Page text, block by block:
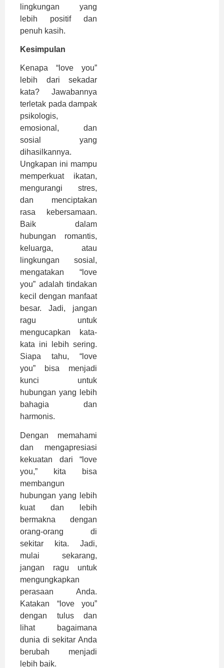
lingkungan yang
lebih positif dan
penuh kasih.
Kesimpulan
Kenapa “love you”
lebih dari sekadar
kata? Jawabannya
terletak pada dampak
psikologis,
emosional, dan
sosial yang
dihasilkannya.
Ungkapan ini mampu
memperkuat ikatan,
mengurangi stres,
dan menciptakan
rasa kebersamaan.
Baik dalam
hubungan romantis,
keluarga, atau
lingkungan sosial,
mengatakan “love
you” adalah tindakan
kecil dengan manfaat
besar. Jadi, jangan
ragu untuk
mengucapkan kata-
kata ini lebih sering.
Siapa tahu, “love
you” bisa menjadi
kunci untuk
hubungan yang lebih
bahagia dan
harmonis.
Dengan memahami
dan mengapresiasi
kekuatan dari “love
you,” kita bisa
membangun
hubungan yang lebih
kuat dan lebih
bermakna dengan
orang-orang di
sekitar kita. Jadi,
mulai sekarang,
jangan ragu untuk
mengungkapkan
perasaan Anda.
Katakan “love you”
dengan tulus dan
lihat bagaimana
dunia di sekitar Anda
berubah menjadi
lebih baik.